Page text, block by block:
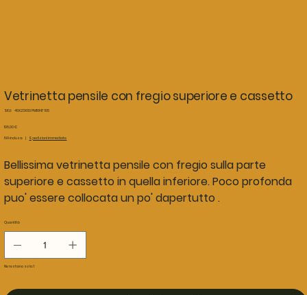
Vetrinetta pensile con fregio superiore e cassetto
SKU: SKU
PM19147
46X23X69 PM19147 195
Prezzo
195,00 €
IVA inclusa Spedizioni immediate
Bellissima vetrinetta pensile con fregio sulla parte
superiore e cassetto in quella inferiore. Poco profonda
puo' essere collocata un po' dapertutto .
Quantità
Ne restano solo: 1